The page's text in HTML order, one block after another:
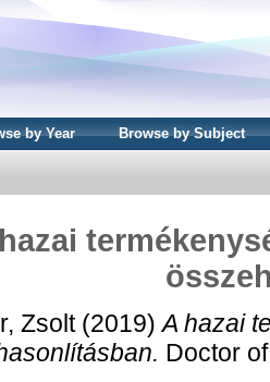
by Year Browse by Subject
Zsolt(2019)A hazai
Doctor